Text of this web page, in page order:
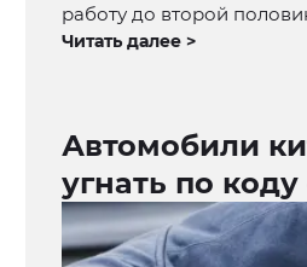
работу до второй
Читать далее >
Автомобили
угнать по